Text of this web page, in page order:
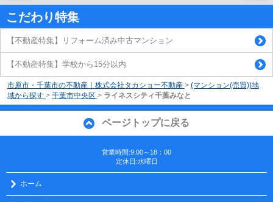
こだわり特集
【不動産特集】リフォーム済み中古マンション
【不動産特集】学校から15分以内
市原市・千葉市の不動産｜株式会社タカショー不動産 > (マンション(売買))地
域から探す > 千葉市中央区 > ライネスシティ千葉みなと
ページトップに戻る
営業時間:9:00～18：00
定休日:水曜日
ホーム